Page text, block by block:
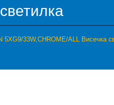
светилка
5XG9/33W,CHROME/ALL Висечка